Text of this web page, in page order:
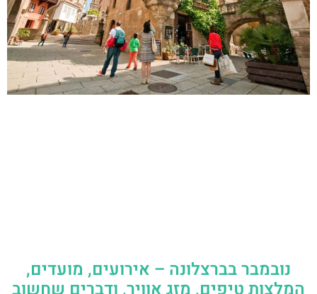
נובמבר בברצלונה – אירועים, מועדים,